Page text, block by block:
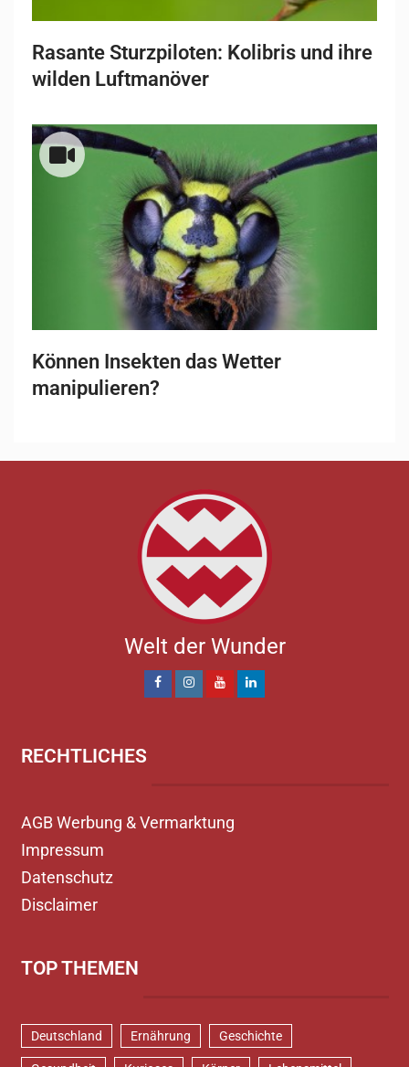
Rasante Sturzpiloten: Kolibris und ihre
wilden Luftmanöver
Können Insekten das Wetter
manipulieren?
Welt der Wunder
RECHTLICHES
AGB Werbung & Vermarktung
Impressum
Datenschutz
Disclaimer
TOP THEMEN
Deutschland Ernährung Geschichte